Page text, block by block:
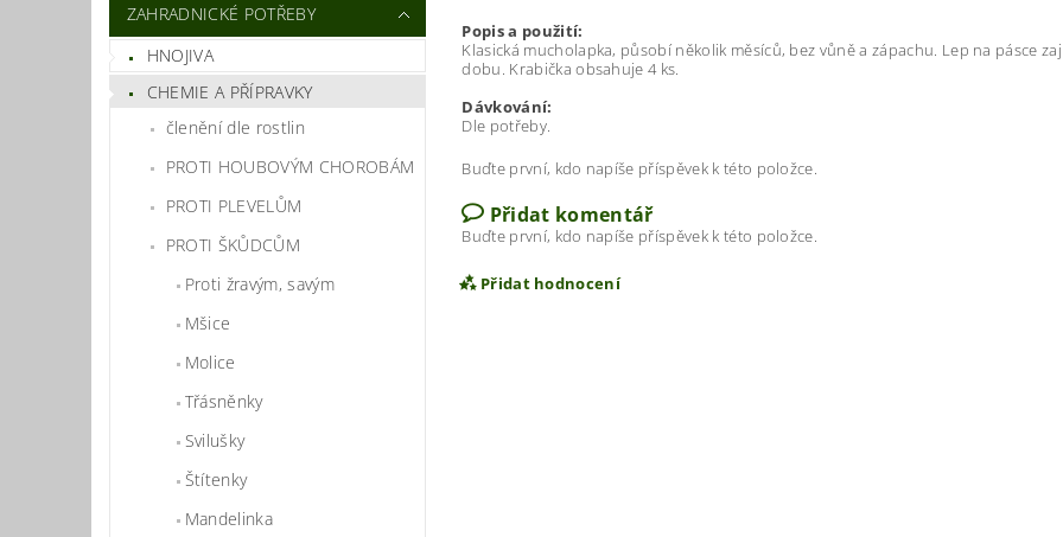
ZAHRADNICKÉ POTŘEBY
HNOJIVA
CHEMIE A PŘÍPRAVKY
členění dle rostlin
PROTI HOUBOVÝM CHOROBÁM
PROTI PLEVELŮM
PROTI ŠKŮDCŮM
Proti žravým, savým
Mšice
Molice
Třásněnky
Svilušky
Štítenky
Mandelinka
Popis a použití:
Klasická mucholapka, působí několik měsíců, bez vůně a zápachu. Lep na pásce
dobu. Krabička obsahuje 4 ks.
Dávkování:
Dle potřeby.
Buďte první, kdo napíše příspěvek k této položce.
Přidat komentář
Buďte první, kdo napíše příspěvek k této položce.
Přidat hodnocení